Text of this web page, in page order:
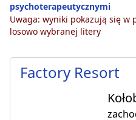
psychoterapeutycznymi
Uwaga: wyniki pokazują się w
losowo wybranej litery
Factory Resort